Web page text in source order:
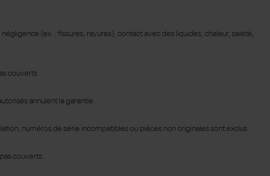
(ex. : fissures, rayures), contact avec des liquides, chaleur, saleté,
couverts.
annulent la garantie.
numéros de série incompatibles ou pièces non originales sont exclus.
couverts.